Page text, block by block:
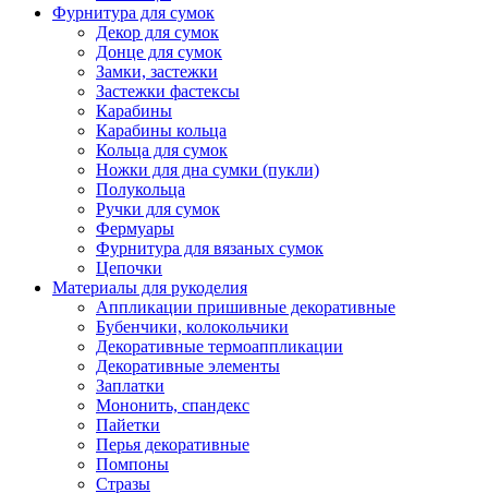
Фурнитура для сумок
Декор для сумок
Донце для сумок
Замки, застежки
Застежки фастексы
Карабины
Карабины кольца
Кольца для сумок
Ножки для дна сумки (пукли)
Полукольца
Ручки для сумок
Фермуары
Фурнитура для вязаных сумок
Цепочки
Материалы для рукоделия
Аппликации пришивные декоративные
Бубенчики, колокольчики
Декоративные термоаппликации
Декоративные элементы
Заплатки
Мононить, спандекс
Пайетки
Перья декоративные
Помпоны
Стразы